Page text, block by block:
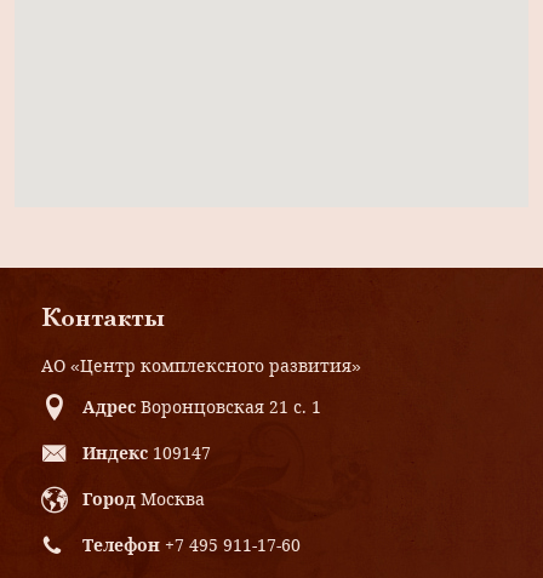
Контакты
АО «Центр комплексного развития»
Адрес Воронцовская 21 с. 1
Индекс 109147
Город Москва
Телефон +7 495 911-17-60